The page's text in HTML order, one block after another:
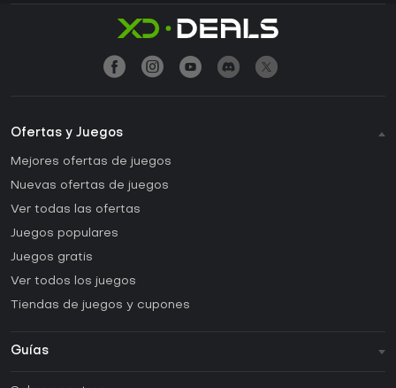
Ofertas y Juegos
Mejores ofertas de juegos
Nuevas ofertas de juegos
Ver todas las ofertas
Juegos populares
Juegos gratis
Ver todos los juegos
Tiendas de juegos y cupones
Guías